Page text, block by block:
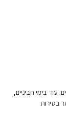
עוד בימי הביניים,
בטירות